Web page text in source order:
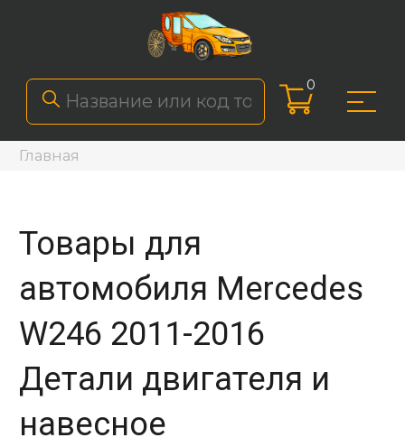
0
Главная
Товары для
автомобиля Mercedes
W246 2011-2016
Детали двигателя и
навесное